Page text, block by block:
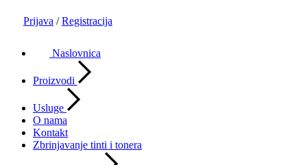
Prijava / Registracija
Naslovnica
Proizvodi
Usluge
O nama
Kontakt
Zbrinjavanje tinti i tonera